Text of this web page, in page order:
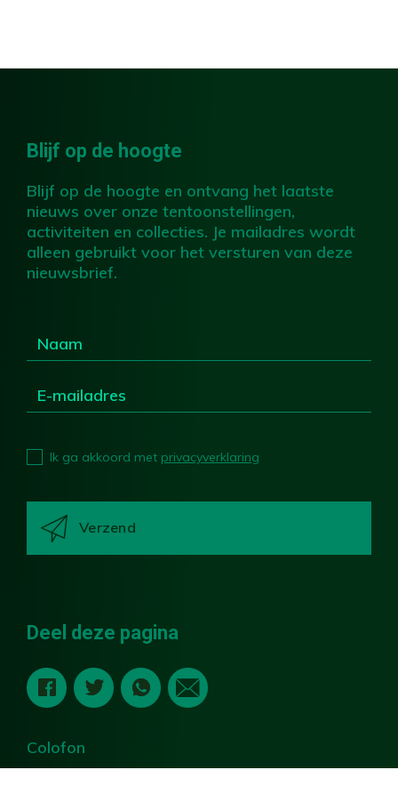
Deel deze pagina
Colofon
Sitemap
Blijf op de hoogte
Blijf op de hoogte en ontvang het laatste
nieuws over onze tentoonstellingen,
activiteiten en collecties. Je mailadres wordt
alleen gebruikt voor het versturen van deze
nieuwsbrief.
Ik ga akkoord met privacyverklaring